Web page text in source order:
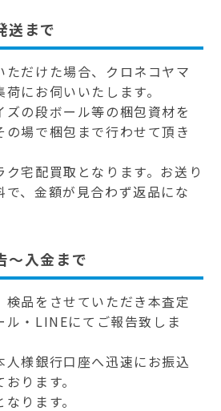
送まで
ただけた場合、クロネコヤマ
にお伺いいたします。
の段ボール等の梱包資材を
場で梱包まで行わせて頂き
宅配買取となります。お送り
で、金額が見合わず返品にな
～入金まで
検品をさせていただき本査定
ル・LINEにてご報告致しま
人様銀行口座へ迅速にお振込
ります。
ります。